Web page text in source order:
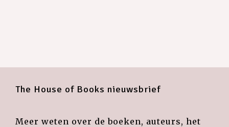
The House of Books nieuwsbrief
Meer weten over de boeken, auteurs, het